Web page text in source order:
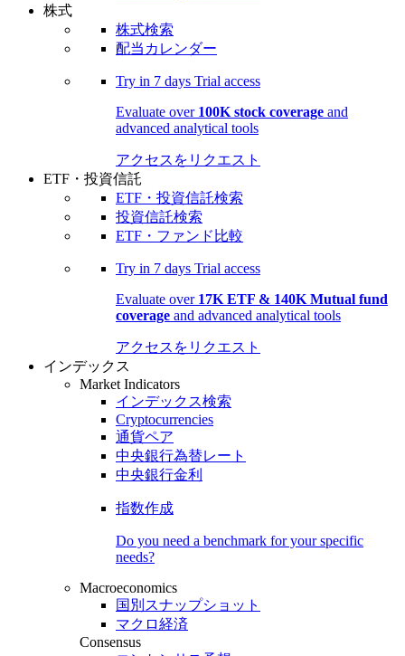
株式
株式検索
配当カレンダー
Try in 7 days Trial access
Evaluate over 100K stock coverage and
advanced analytical tools
アクセスをリクエスト
ETF・投資信託
ETF・投資信託検索
投資信託検索
ETF・ファンド比較
Try in 7 days Trial access
Evaluate over 17K ETF & 140K Mutual fund
coverage and advanced analytical tools
アクセスをリクエスト
インデックス
Market Indicators
インデックス検索
Cryptocurrencies
通貨ペア
中央銀行為替レート
中央銀行金利
指数作成
Do you need a benchmark for your specific
needs?
Macroeconomics
国別スナップショット
マクロ経済
Consensus